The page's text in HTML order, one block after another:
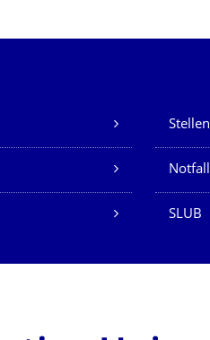
SLUB